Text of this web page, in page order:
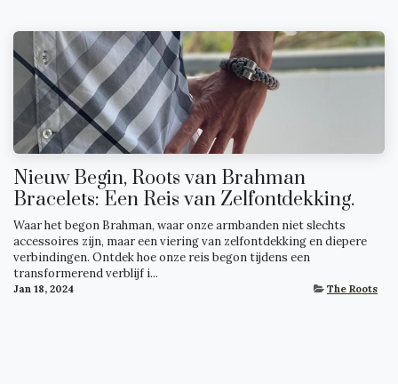
Nieuw Begin, Roots van Brahman
Bracelets: Een Reis van Zelfontdekking.
Waar het begon Brahman, waar onze armbanden niet slechts
accessoires zijn, maar een viering van zelfontdekking en diepere
verbindingen. Ontdek hoe onze reis begon tijdens een
transformerend verblijf i...
Jan 18, 2024 The Roots